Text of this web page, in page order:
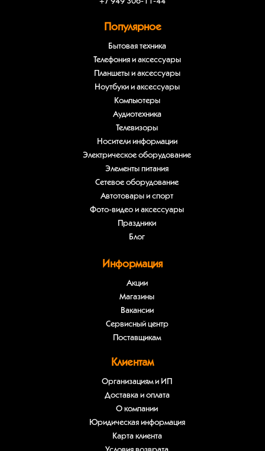
Популярное
Бытовая техника
Телефония и аксессуары
Планшеты и аксессуары
Ноутбуки и аксессуары
Компьютеры
Аудиотехника
Телевизоры
Носители информации
Электрическое оборудование
Элементы питания
Сетевое оборудование
Автотовары и спорт
Фото-видео и аксессуары
Праздники
Блог
Информация
Акции
Магазины
Вакансии
Сервисный центр
Поставщикам
Клиентам
Организациям и ИП
Доставка и оплата
О компании
Юридическая информация
Карта клиента